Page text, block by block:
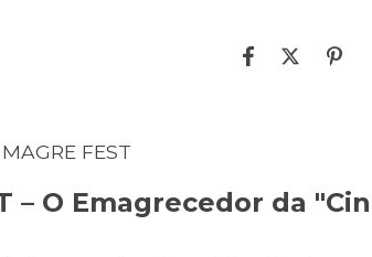
FEST
– O Emagrecedor da